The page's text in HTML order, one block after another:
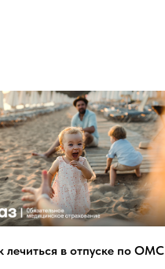
лечиться в отпуске по ОМС